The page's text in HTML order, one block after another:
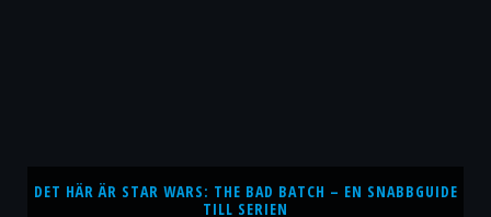
DET HÄR ÄR STAR WARS: THE BAD BATCH – EN SNABBGUIDE
TILL SERIEN